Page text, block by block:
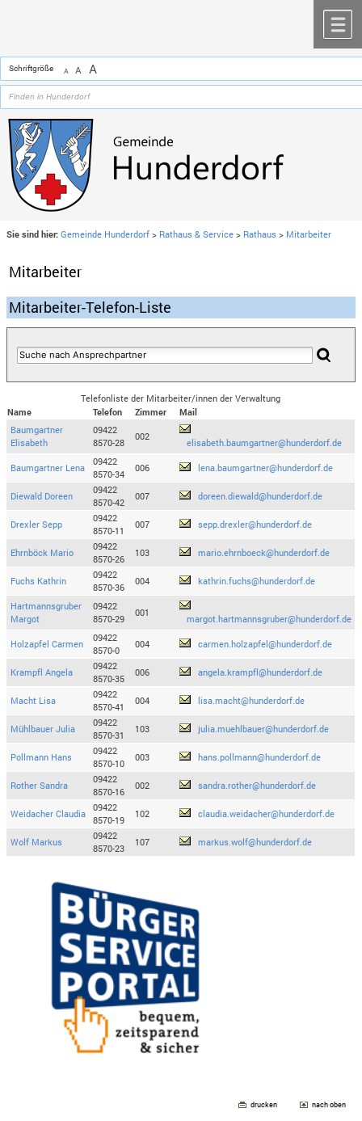
Schriftgröße A A A
Sie sind hier: Gemeinde Hunderdorf > Rathaus & Service > Rathaus > Mitarbeiter
Mitarbeiter
Mitarbeiter-Telefon-Liste
Telefonliste der Mitarbeiter/innen der Verwaltung
Name
Telefon Zimmer
Mail
Baumgartner
Elisabeth
09422
8570-28
002
elisabeth.baumgartner@hunderdorf.de
Baumgartner Lena
09422
8570-34
006 lena.baumgartner@hunderdorf.de
Diewald Doreen
09422
8570-42
007 doreen.diewald@hunderdorf.de
Drexler Sepp
09422
8570-11
007 sepp.drexler@hunderdorf.de
Ehrnböck Mario
09422
8570-26
103 mario.ehrnboeck@hunderdorf.de
Fuchs Kathrin
09422
8570-36
004 kathrin.fuchs@hunderdorf.de
Hartmannsgruber
Margot
09422
8570-29
001
margot.hartmannsgruber@hunderdorf.de
Holzapfel Carmen
09422
8570-0
004 carmen.holzapfel@hunderdorf.de
Krampfl Angela
09422
8570-35
006 angela.krampfl@hunderdorf.de
Macht Lisa
09422
8570-41
004 lisa.macht@hunderdorf.de
Mühlbauer Julia
09422
8570-31
103 julia.muehlbauer@hunderdorf.de
Pollmann Hans
09422
8570-10
003 hans.pollmann@hunderdorf.de
Rother Sandra
09422
8570-16
002 sandra.rother@hunderdorf.de
Weidacher Claudia
09422
8570-19
102 claudia.weidacher@hunderdorf.de
Wolf Markus
09422
8570-23
107 markus.wolf@hunderdorf.de
drucken nach oben